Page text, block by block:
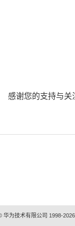
感谢您的支持与关
华为技术有限公司 1998-